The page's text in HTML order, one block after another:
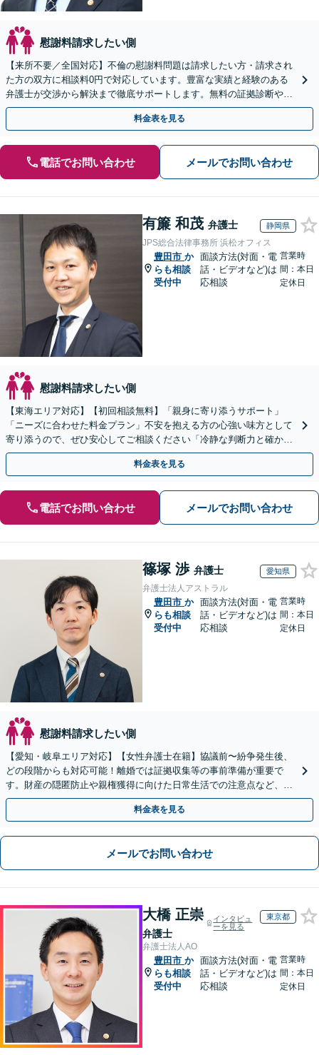
慰謝料請求したい側
【来所不要／全国対応】不倫の慰謝料問題は請求したい方・請求され
た方の双方に相談料0円で対応しています。豊富な実績と経験のある
弁護士が交渉から解決まで徹底サポートします。無料の証拠診断や着
手金の返還保証もありますので安心してご相談ください。
料金表を見る
電話でお問い合わせ メールでお問い合わせ
有簾 和茂 弁護士 静岡県
JPS総合法律事務所 浜松オフィス
豊田市 か
らも相談
受付中
面談方法(対面・電
話・ビデオなど)は
応相談
営業時
間：本日
定休日
慰謝料請求したい側
【東海エリア対応】【初回相談無料】「親身に寄り添うサポート」
「ニーズに合わせた料金プラン」不安を抱える方の心強い味方として
寄り添うので、ぜひ安心してご相談ください「冷静な判断力と確かな
交渉力で、あなたの権利を守ります」【休日・夜間相談可】
料金表を見る
電話でお問い合わせ メールでお問い合わせ
篠塚 渉 弁護士 愛知県
弁護士法人アストラル
豊田市 か
らも相談
受付中
面談方法(対面・電
話・ビデオなど)は
応相談
営業時
間：本日
定休日
慰謝料請求したい側
【愛知・岐阜エリア対応】【女性弁護士在籍】協議前〜紛争発生後、
どの段階からも対応可能！離婚では証拠収集等の事前準備が重要で
す。財産の隠匿防止や親権獲得に向けた日常生活での注意点など、フ
ェーズに応じたアドバイスを提供します【子連れの相談OK】
料金表を見る
メールでお問い合わせ
大橋 正崇
弁護士
インタビュ
ーを見る
東京都
弁護士法人AO
豊田市 か
らも相談
受付中
面談方法(対面・電
話・ビデオなど)は
応相談
営業時
間：本日
定休日